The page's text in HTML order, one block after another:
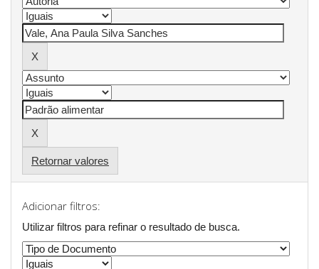
Retornar valores
Adicionar filtros:
Utilizar filtros para refinar o resultado de busca.